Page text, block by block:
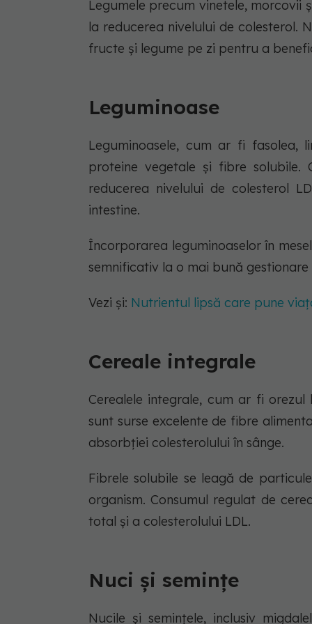
Legumele precum vinetele, morcovii
la reducerea nivelului de colesterol.
fructe și legume pe zi pentru a
Leguminoase
Leguminoasele, cum ar fi fasolea,
proteine vegetale și fibre solubile.
reducerea nivelului de colesterol
intestine.
Încorporarea leguminoaselor în
semnificativ la o mai bună
Vezi și: Nutrientul lipsă care pune
Cereale integrale
Cerealele integrale, cum ar fi
sunt surse excelente de fibre
absorbției colesterolului în sânge.
Fibrele solubile se leagă de
organism. Consumul regulat de
total și a colesterolului LDL.
Nuci și semințe
Nucile și semințele, inclusiv